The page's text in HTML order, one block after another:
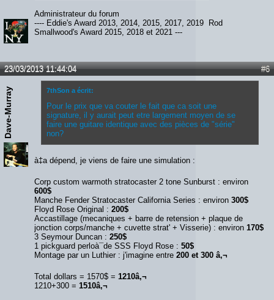
Administrateur du forum
---- Eddie's Award 2013, 2014, 2015, 2017, 2019 Rod
Smallwood's Award 2015, 2018 et 2021 ---
#6
23/03/2013 11:44:04
Dave-Murray 7thSon a écrit:
Pour le prix que va couter le fait que ca soit une
signature, il y aurait peut etre largement moyen de se
faire une guitare identique avec des pièces de "série"
non?
à‡a dépend, je viens de faire une simulation :
Corp custom warmoth stratocaster 2 tone Sunburst : environ
600$
Manche Fender Stratocaster California Series : environ 300$
Floyd Rose Original : 200$
Accastillage (mecaniques + barre de retension + plaque de
jonction corps/manche + cuvette strat' + Visserie) : environ 170$
3 Seymour Duncan : 250$
1 pickguard perloà¯de SSS Floyd Rose : 50$
Montage par un Luthier : j'imagine entre 200 et 300 â‚¬
Total dollars = 1570$ = 1210â‚¬
1210+300 = 1510â‚¬